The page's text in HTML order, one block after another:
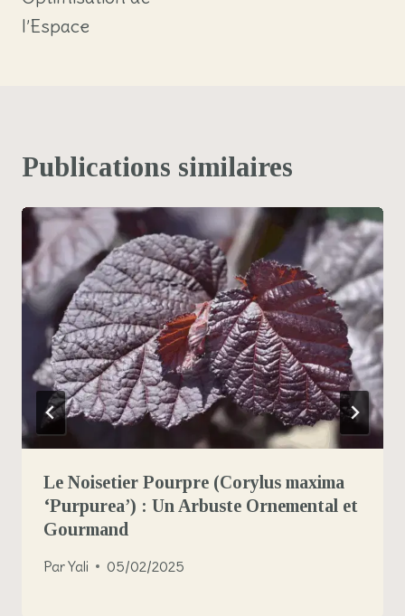
l’Espace
Publications similaires
Le Noisetier Pourpre (Corylus maxima
‘Purpurea’) : Un Arbuste Ornemental et
Gourmand
ParYali 05/02/2025